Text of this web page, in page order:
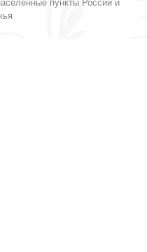
пункты России и